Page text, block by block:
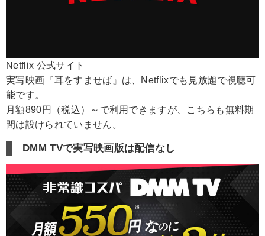
Netflix 公式サイト
実写映画『耳をすませば』は、Netflixでも見放題で視聴可
能です。
月額890円（税込）～で利用できますが、こちらも無料期
間は設けられていません。
DMM TVで実写映画版は配信なし